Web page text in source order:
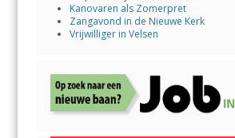
Kanovaren als Zomerpret
Zangavond in de Nieuwe Kerk
Vrijwilliger in Velsen